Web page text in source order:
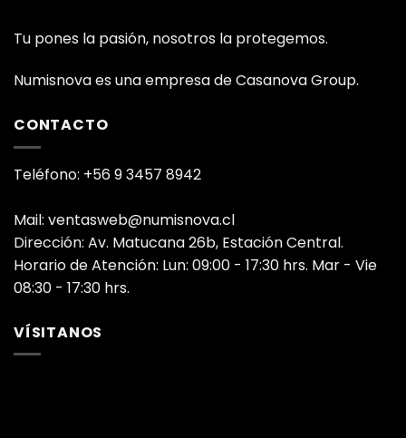
Tu pones la pasión, nosotros la protegemos.
Numisnova es una empresa de Casanova Group.
CONTACTO
Teléfono: +56 9 3457 8942
Mail: ventasweb@numisnova.cl
Dirección: Av. Matucana 26b, Estación Central.
Horario de Atención: Lun: 09:00 - 17:30 hrs. Mar - Vie
08:30 - 17:30 hrs.
VÍSITANOS